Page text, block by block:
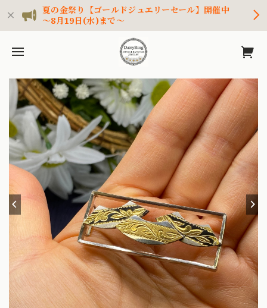
夏の金祭り【ゴールドジュエリーセール】開催中
～8月19日(水)まで～